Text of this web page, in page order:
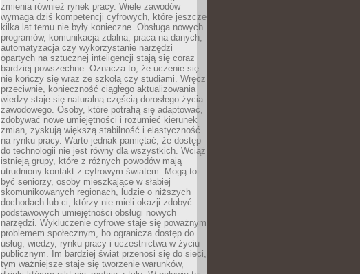
zmienia również rynek pracy. Wiele zawodów
wymaga dziś kompetencji cyfrowych, które jeszcze
kilka lat temu nie były konieczne. Obsługa nowych
programów, komunikacja zdalna, praca na danych,
automatyzacja czy wykorzystanie narzędzi
opartych na sztucznej inteligencji stają się coraz
bardziej powszechne. Oznacza to, że uczenie się
nie kończy się wraz ze szkołą czy studiami. Wręcz
przeciwnie, konieczność ciągłego aktualizowania
wiedzy staje się naturalną częścią dorosłego życia
zawodowego. Osoby, które potrafią się adaptować,
zdobywać nowe umiejętności i rozumieć kierunek
zmian, zyskują większą stabilność i elastyczność
na rynku pracy. Warto jednak pamiętać, że dostęp
do technologii nie jest równy dla wszystkich. Wciąż
istnieją grupy, które z różnych powodów mają
utrudniony kontakt z cyfrowym światem. Mogą to
być seniorzy, osoby mieszkające w słabiej
skomunikowanych regionach, ludzie o niższych
dochodach lub ci, którzy nie mieli okazji zdobyć
podstawowych umiejętności obsługi nowych
narzędzi. Wykluczenie cyfrowe staje się poważnym
problemem społecznym, bo ogranicza dostęp do
usług, wiedzy, rynku pracy i uczestnictwa w życiu
publicznym. Im bardziej świat przenosi się do sieci,
tym ważniejsze staje się tworzenie warunków,